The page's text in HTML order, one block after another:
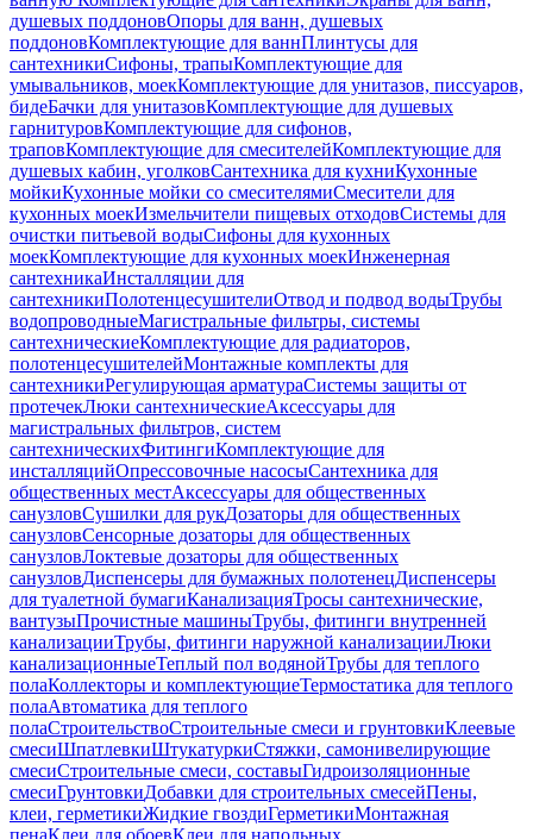
душевых поддоновОпоры для ванн, душевых
поддоновКомплектующие для ваннПлинтусы для
сантехникиСифоны, трапыКомплектующие для
умывальников, моекКомплектующие для унитазов, писсуаров,
бидеБачки для унитазовКомплектующие для душевых
гарнитуровКомплектующие для сифонов,
траповКомплектующие для смесителейКомплектующие для
душевых кабин, уголковСантехника для кухниКухонные
мойкиКухонные мойки со смесителямиСмесители для
кухонных моекИзмельчители пищевых отходовСистемы для
очистки питьевой водыСифоны для кухонных
моекКомплектующие для кухонных моекИнженерная
сантехникаИнсталляции для
сантехникиПолотенцесушителиОтвод и подвод водыТрубы
водопроводныеМагистральные фильтры, системы
сантехническиеКомплектующие для радиаторов,
полотенцесушителейМонтажные комплекты для
сантехникиРегулирующая арматураСистемы защиты от
протечекЛюки сантехническиеАксессуары для
магистральных фильтров, систем
сантехническихФитингиКомплектующие для
инсталляцийОпрессовочные насосыСантехника для
общественных местАксессуары для общественных
санузловСушилки для рукДозаторы для общественных
санузловСенсорные дозаторы для общественных
санузловЛоктевые дозаторы для общественных
санузловДиспенсеры для бумажных полотенецДиспенсеры
для туалетной бумагиКанализацияТросы сантехнические,
вантузыПрочистные машиныТрубы, фитинги внутренней
канализацииТрубы, фитинги наружной канализацииЛюки
канализационныеТеплый пол водянойТрубы для теплого
полаКоллекторы и комплектующиеТермостатика для теплого
полаАвтоматика для теплого
полаСтроительствоСтроительные смеси и грунтовкиКлеевые
смесиШпатлевкиШтукатуркиСтяжки, самонивелирующие
смесиСтроительные смеси, составыГидроизоляционные
смесиГрунтовкиДобавки для строительных смесейПены,
клеи, герметикиЖидкие гвоздиГерметикиМонтажная
пенаКлеи для обоевКлеи для напольных